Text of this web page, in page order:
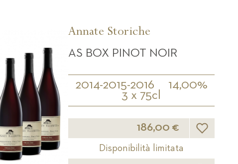
Annate Storiche
AS BOX PINOT NOIR
2014-2015-2016
14,00%
3 x 75cl
186,00 € Lista desideri
Disponibilità limitata